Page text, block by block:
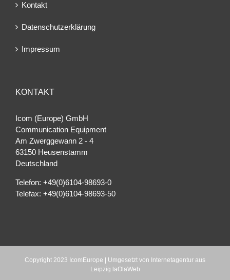
Kontakt
Datenschutzerklärung
Impressum
KONTAKT
Icom (Europe) GmbH
Communication Equipment
Am Zwerggewann 2 ‐ 4
63150 Heusenstamm
Deutschland
Telefon: +49(0)6104-98693-0
Telefax: +49(0)6104-98693-50
Copyright 2023 IcomEurope | Umgesetzt von Internetagentur aus
Leipzig laOlaWeb